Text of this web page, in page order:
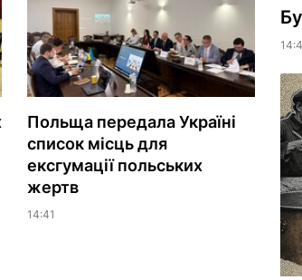
Польща передала Україні
список місць для
ексгумації польських
жертв
14:41